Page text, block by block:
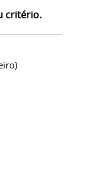
critério.